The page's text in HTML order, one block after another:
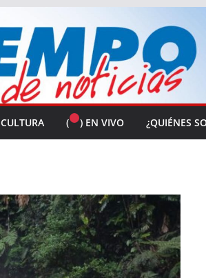
CULTURA ( ) EN VIVO ¿QUIÉNES